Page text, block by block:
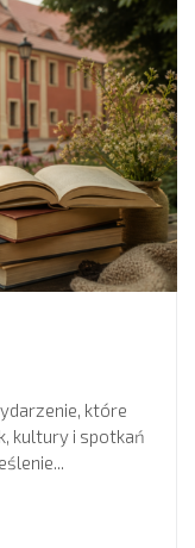
które
kultury i spotkań